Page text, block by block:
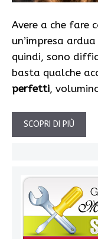
Avere a che fare
un’impresa
quindi, sono
basta qualche
perfetti,
SCOPRI DI PIÙ